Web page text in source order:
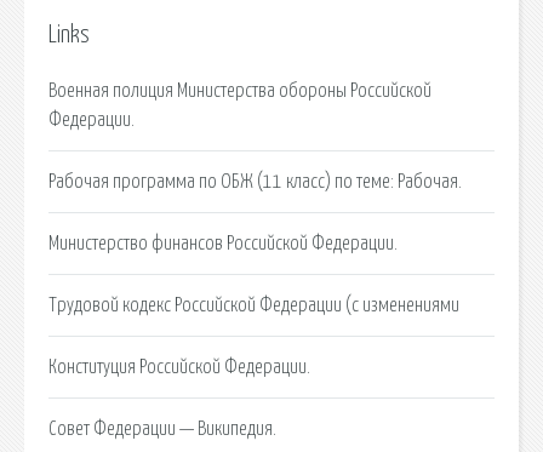
Links
Военная полиция Министерства обороны Российской
Федерации.
Рабочая программа по ОБЖ (11 класс) по теме: Рабочая.
Министерство финансов Российской Федерации.
Трудовой кодекс Российской Федерации (с изменениями
Конституция Российской Федерации.
Совет Федерации — Википедия.